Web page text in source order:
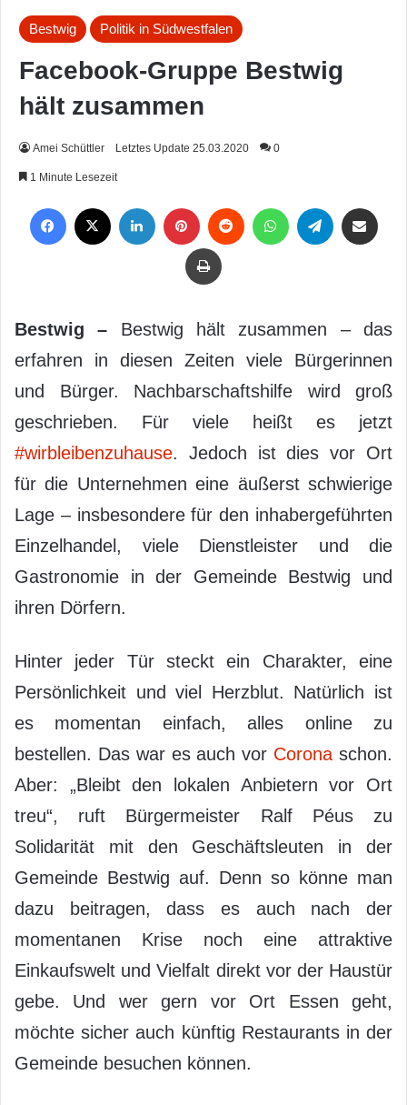
Bestwig Politik in Südwestfalen
Facebook-Gruppe Bestwig
hält zusammen
Amei Schüttler Letztes Update 25.03.2020 0
1 Minute Lesezeit
Drucken
Bestwig – Bestwig hält zusammen – das
erfahren in diesen Zeiten viele Bürgerinnen
und Bürger. Nachbarschaftshilfe wird groß
geschrieben. Für viele heißt es jetzt
#wirbleibenzuhause. Jedoch ist dies vor Ort
für die Unternehmen eine äußerst schwierige
Lage – insbesondere für den inhabergeführten
Einzelhandel, viele Dienstleister und die
Gastronomie in der Gemeinde Bestwig und
ihren Dörfern.
Hinter jeder Tür steckt ein Charakter, eine
Persönlichkeit und viel Herzblut. Natürlich ist
es momentan einfach, alles online zu
bestellen. Das war es auch vor Corona schon.
Aber: „Bleibt den lokalen Anbietern vor Ort
treu“, ruft Bürgermeister Ralf Péus zu
Solidarität mit den Geschäftsleuten in der
Gemeinde Bestwig auf. Denn so könne man
dazu beitragen, dass es auch nach der
momentanen Krise noch eine attraktive
Einkaufswelt und Vielfalt direkt vor der Haustür
gebe. Und wer gern vor Ort Essen geht,
möchte sicher auch künftig Restaurants in der
Gemeinde besuchen können.